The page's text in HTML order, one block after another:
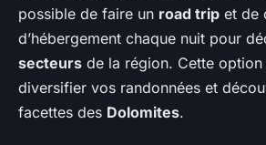
possible de faire un road trip et de
d’hébergement chaque nuit pour
secteurs de la région. Cette
diversifier vos randonnées et
facettes des Dolomites.